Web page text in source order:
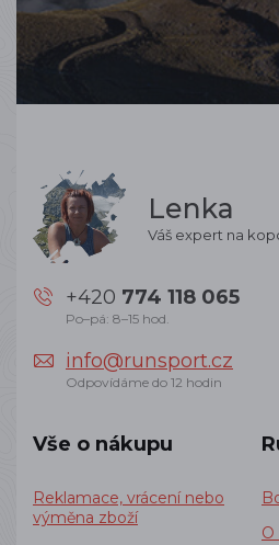
Lenka
Váš expert na
+420 774 118 065
Po–pá: 8–15 hod.
info@runsport.cz
Odpovídáme do 12 hodin
Vše o nákupu
Reklamace, vrácení nebo
výměna zboží
O